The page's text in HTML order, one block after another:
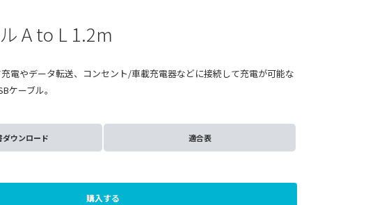
A to L 1.2m
電やデータ転送、コンセント/車載充電器などに接続して充電が可能な
ケーブル。
ダウンロード 適合表
購入する